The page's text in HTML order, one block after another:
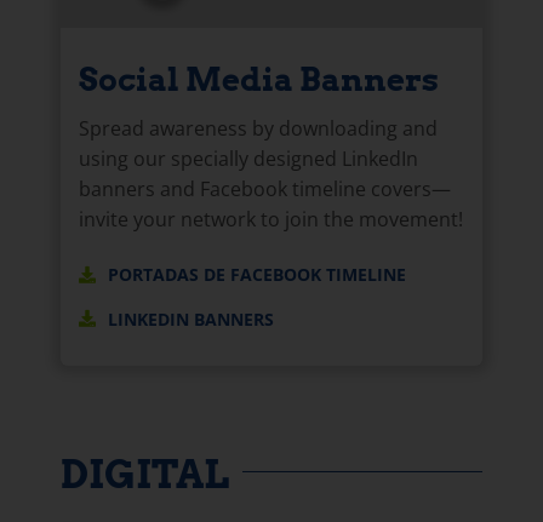
Social Media Banners
Spread awareness by downloading and
using our specially designed LinkedIn
banners and Facebook timeline covers—
invite your network to join the movement!
PORTADAS DE FACEBOOK TIMELINE
LINKEDIN BANNERS
DIGITAL